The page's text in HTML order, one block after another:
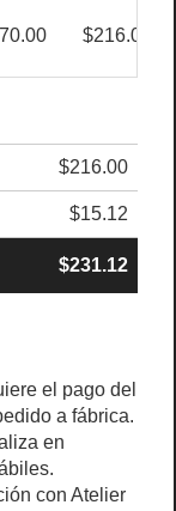
$216.00
$216.00
$15.12
$231.12
el pago del
a fábrica.
en
con Atelier